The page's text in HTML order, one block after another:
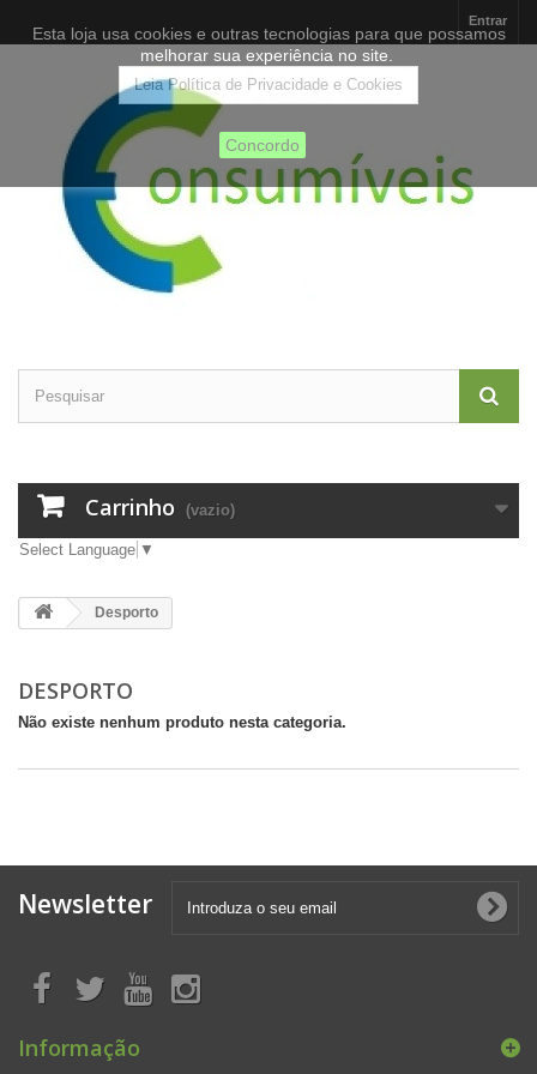
Entrar
Carrinho (vazio)
Select Language ▼
Desporto
DESPORTO
Não existe nenhum produto nesta categoria.
Newsletter
Informação
Esta loja usa cookies e outras tecnologias para que possamos
melhorar sua experiência no site.
Leia Política de Privacidade e Cookies
Concordo